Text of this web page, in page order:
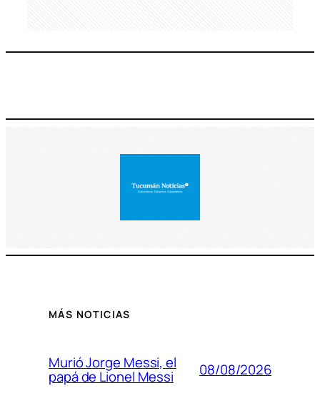
MÁS NOTICIAS
Murió Jorge Messi, el
papá de Lionel Messi 08/08/2026